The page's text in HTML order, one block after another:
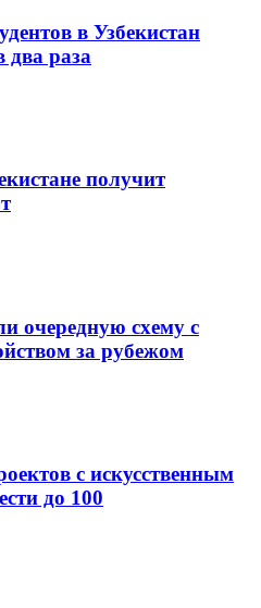
в Узбекистан
два раза
получит
очередную схему с
за рубежом
с искусственным
до 100